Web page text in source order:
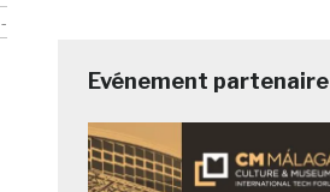
Evénement partenaire